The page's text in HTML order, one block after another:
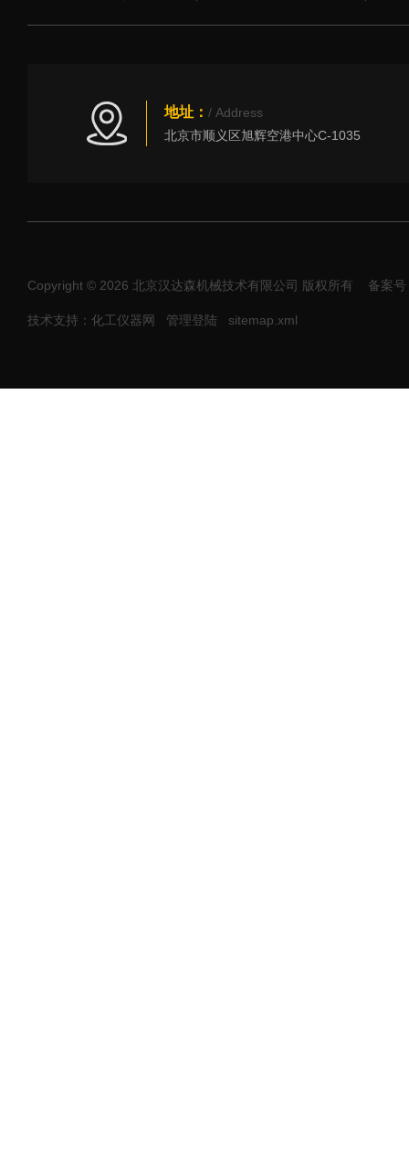
地址： / Address
北京市顺义区旭辉空港中心C-1035
Copyright © 2026 北京汉达森机械技术有限公司 版权所有 备案
技术支持：化工仪器网 管理登陆 sitemap.xml